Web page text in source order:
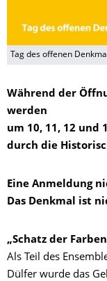
Tag des offenen
Während der
werden
um 10, 11, 12 und
durch die
Eine Anmeldung
Das Denkmal ist
„Schatz der
Als Teil des
Dülfer wurde das